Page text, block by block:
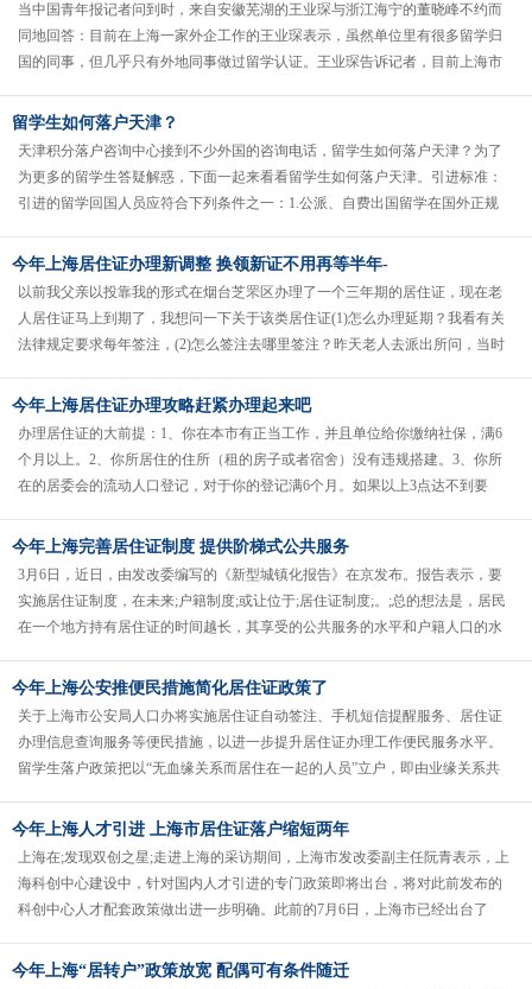
当中国青年报记者问到时，来自安徽芜湖的王业琛与浙江海宁的董晓峰不约而
同地回答：目前在上海一家外企工作的王业琛表示，虽然单位里有很多留学归
国的同事，但几乎只有外地同事做过留学认证。王业琛告诉记者，目前上海市
留学生如何落户天津？
天津积分落户咨询中心接到不少外国的咨询电话，留学生如何落户天津？为了
为更多的留学生答疑解惑，下面一起来看看留学生如何落户天津。引进标准：
引进的留学回国人员应符合下列条件之一：1.公派、自费出国留学在国外正规
今年上海居住证办理新调整 换领新证不用再等半年-
以前我父亲以投靠我的形式在烟台芝罘区办理了一个三年期的居住证，现在老
人居住证马上到期了，我想问一下关于该类居住证(1)怎么办理延期？我看有关
法律规定要求每年签注，(2)怎么签注去哪里签注？昨天老人去派出所问，当时
今年上海居住证办理攻略赶紧办理起来吧
办理居住证的大前提：1、你在本市有正当工作，并且单位给你缴纳社保，满6
个月以上。2、你所居住的住所（租的房子或者宿舍）没有违规搭建。3、你所
在的居委会的流动人口登记，对于你的登记满6个月。如果以上3点达不到要
今年上海完善居住证制度 提供阶梯式公共服务
3月6日，近日，由发改委编写的《新型城镇化报告》在京发布。报告表示，要
实施居住证制度，在未来;户籍制度;或让位于;居住证制度;。;总的想法是，居民
在一个地方持有居住证的时间越长，其享受的公共服务的水平和户籍人口的水
今年上海公安推便民措施简化居住证政策了
关于上海市公安局人口办将实施居住证自动签注、手机短信提醒服务、居住证
办理信息查询服务等便民措施，以进一步提升居住证办理工作便民服务水平。
留学生落户政策把以“无血缘关系而居住在一起的人员”立户，即由业缘关系共
今年上海人才引进 上海市居住证落户缩短两年
上海在;发现双创之星;走进上海的采访期间，上海市发改委副主任阮青表示，上
海科创中心建设中，针对国内人才引进的专门政策即将出台，将对此前发布的
科创中心人才配套政策做出进一步明确。此前的7月6日，上海市已经出台了
今年上海“居转户”政策放宽 配偶可有条件随迁